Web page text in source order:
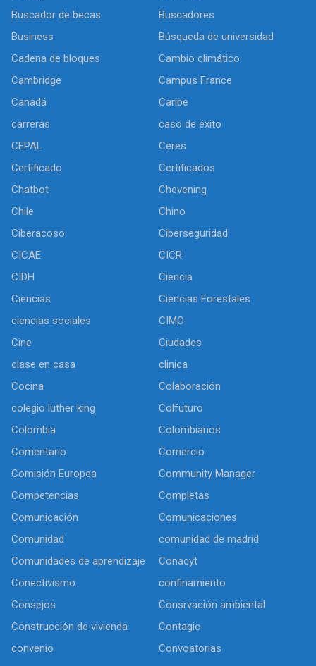
Buscador de becas
Buscadores
Business
Búsqueda de universidad
Cadena de bloques
Cambio climático
Cambridge
Campus France
Canadá
Caribe
carreras
caso de éxito
CEPAL
Ceres
Certificado
Certificados
Chatbot
Chevening
Chile
Chino
Ciberacoso
Ciberseguridad
CICAE
CICR
CIDH
Ciencia
Ciencias
Ciencias Forestales
ciencias sociales
CIMO
Cine
Ciudades
clase en casa
clinica
Cocina
Colaboración
colegio luther king
Colfuturo
Colombia
Colombianos
Comentario
Comercio
Comisión Europea
Community Manager
Competencias
Completas
Comunicación
Comunicaciones
Comunidad
comunidad de madrid
Comunidades de aprendizaje
Conacyt
Conectivismo
confinamiento
Consejos
Consrvación ambiental
Construcción de vivienda
Contagio
convenio
Convoatorias